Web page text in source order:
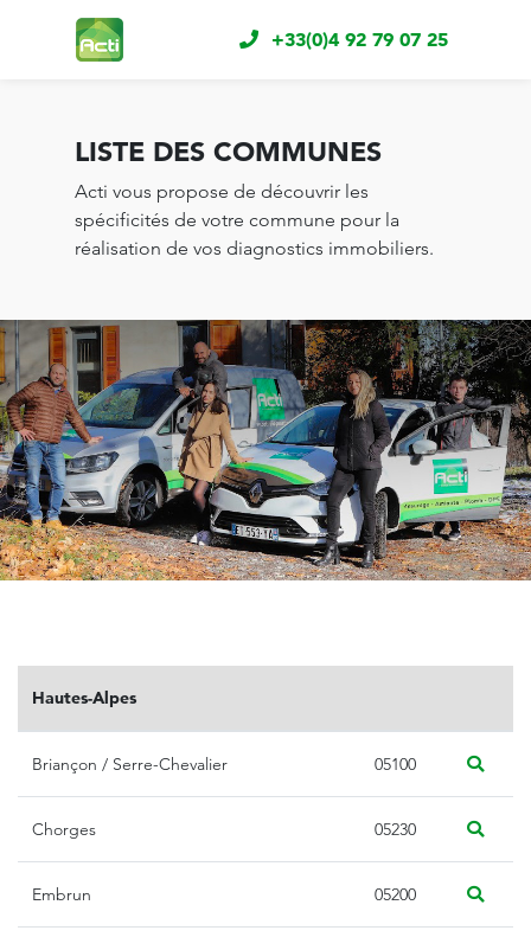
+33(0)4 92 79 07 25
LISTE DES COMMUNES
Acti vous propose de découvrir les
spécificités de votre commune pour la
réalisation de vos diagnostics immobiliers.
Hautes-Alpes
Briançon / Serre-Chevalier 05100
Chorges 05230
Embrun 05200